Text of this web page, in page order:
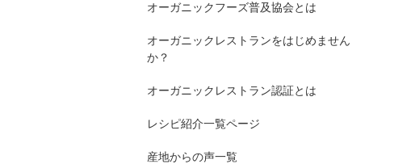
オーガニックフーズ普及協会とは
オーガニックレストランをはじめません
か？
オーガニックレストラン認証とは
レシピ紹介一覧ページ
産地からの声一覧